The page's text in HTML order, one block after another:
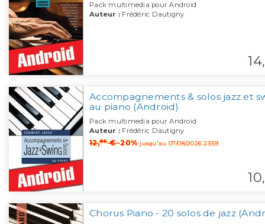
Pack multimedia pour Android
Auteur : Frédéric Dautigny
14,
Accompagnements & solos jazz et
au piano (Android)
Pack multimedia pour Android
Auteur : Frédéric Dautigny
12,95€-20%jusqu'au 07/08/2026 23:59
10,
Chorus Piano - 20 solos de jazz